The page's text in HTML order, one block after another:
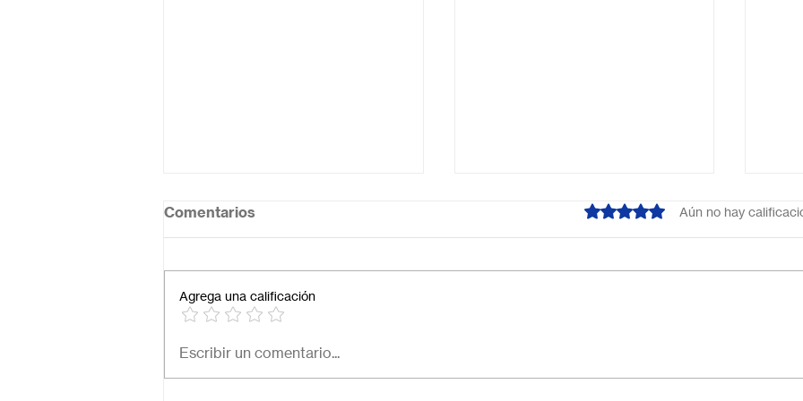
Necesito una secundaria
Comentarios Obtuvo 0 de 5 estrellas.
Aún no hay
Agrega una calificación
Escribir un comentario...